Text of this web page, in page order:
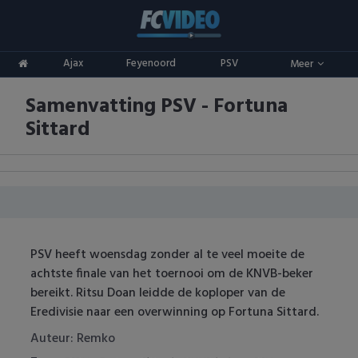
Ajax Feyenoord PSV Meer
ADO Den Haag
Ajax
FC Twente
FC Utrecht
Feyenoord
Competities
Eredivisie
Vrouwenvoetbal
Champions League
Europa League
Oranje
Samenvatting PSV - Fortuna
Sittard
PSV heeft woensdag zonder al te veel moeite de
achtste finale van het toernooi om de KNVB-beker
bereikt. Ritsu Doan leidde de koploper van de
Eredivisie naar een overwinning op Fortuna Sittard.
Auteur: Remko